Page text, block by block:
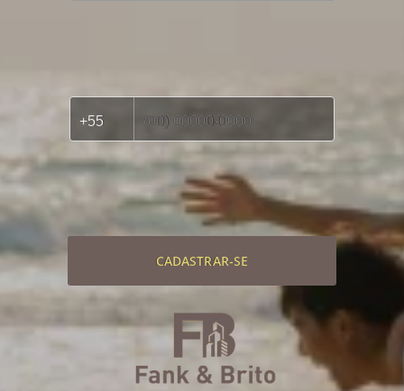
CADASTRAR-SE